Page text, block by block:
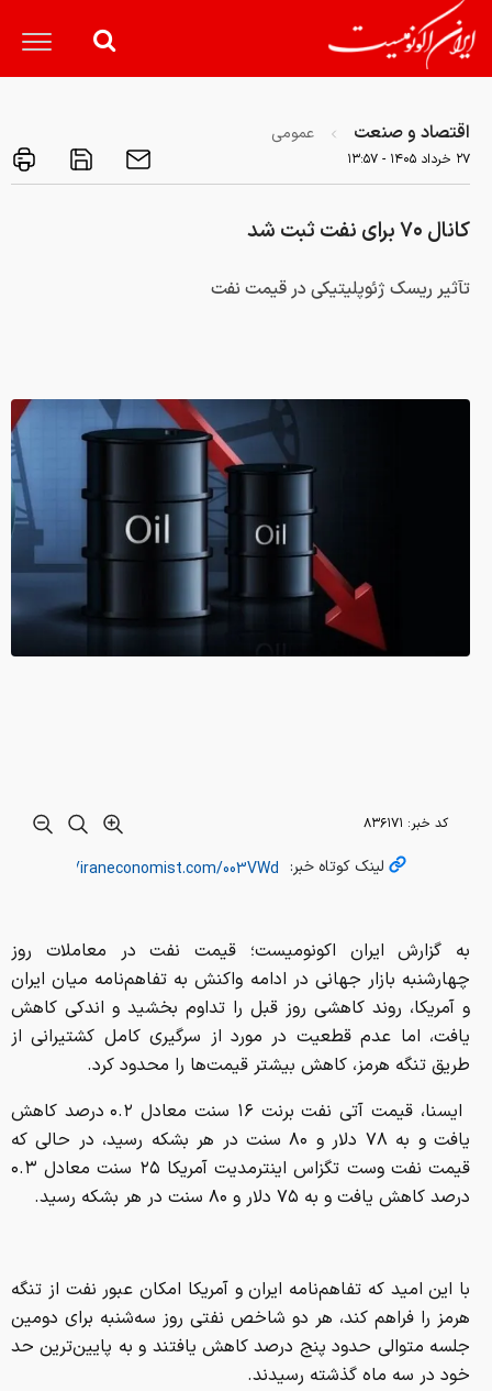
اقتصاد و صنعت عمومی
۲۷ خرداد ۱۴۰۵ - ۱۳:۵۷
کانال ۷۰ برای نفت ثبت شد
تآثیر ریسک ژئوپلیتیکی در قیمت نفت
کد خبر: ۸۳۶۱۷۱
لینک کوتاه خبر:
به گزارش ایران اکونومیست؛ قیمت نفت در معاملات روز
چهارشنبه بازار جهانی در ادامه واکنش به تفاهم‌نامه میان ایران
و آمریکا، روند کاهشی روز قبل را تداوم بخشید و اندکی کاهش
یافت، اما عدم قطعیت در مورد از سرگیری کامل کشتیرانی از
طریق تنگه هرمز، کاهش بیشتر قیمت‌ها را محدود کرد.
ایسنا، قیمت آتی نفت برنت ۱۶ سنت معادل ۰.۲ درصد کاهش
یافت و به ۷۸ دلار و ۸۰ سنت در هر بشکه رسید، در حالی که
قیمت نفت وست تگزاس اینترمدیت آمریکا ۲۵ سنت معادل ۰.۳
درصد کاهش یافت و به ۷۵ دلار و ۸۰ سنت در هر بشکه رسید.
با این امید که تفاهم‌نامه ایران و آمریکا امکان عبور نفت از تنگه
هرمز را فراهم کند، هر دو شاخص نفتی روز سه‌شنبه برای دومین
جلسه متوالی حدود پنج درصد کاهش یافتند و به پایین‌ترین حد
خود در سه ماه گذشته رسیدند.